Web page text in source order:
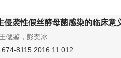
袭性假丝酵母菌感染的临床意
偲鉴，彭奕冰
8115.2016.11.012